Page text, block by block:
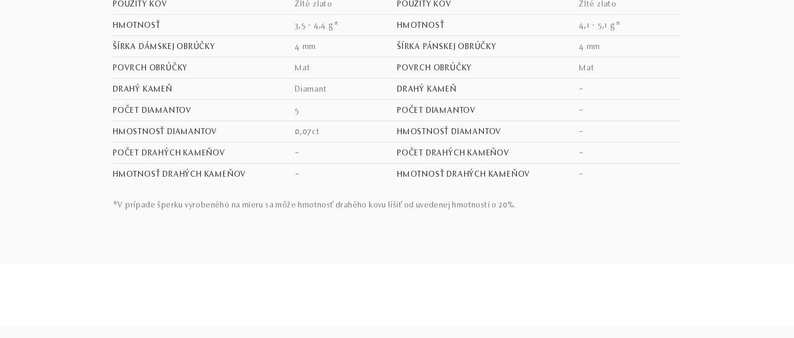
POUŽITÝ KOV žlté zlato
HMOTNOSŤ 3,5 - 4,4 g*
ŠÍRKA DÁMSKEJ OBRÚČKY 4 mm
POVRCH OBRÚČKY mat
DRAHÝ KAMEŇ diamant
POČET DIAMANTOV 5
HMOSTNOSŤ DIAMANTOV 0,07ct
POČET DRAHÝCH KAMEŇOV –
HMOTNOSŤ DRAHÝCH KAMEŇOV –
POUŽITÝ KOV žlté zlato
HMOTNOSŤ 4,1 - 5,1 g*
ŠÍRKA PÁNSKEJ OBRÚČKY 4 mm
POVRCH OBRÚČKY mat
DRAHÝ KAMEŇ –
POČET DIAMANTOV –
HMOSTNOSŤ DIAMANTOV –
POČET DRAHÝCH KAMEŇOV –
HMOTNOSŤ DRAHÝCH KAMEŇOV –
*V prípade šperku vyrobeného na mieru sa môže hmotnosť drahého kovu líšiť od uvedenej hmotnosti o 20%.